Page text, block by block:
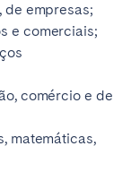
de empresas;
e comerciais;
comércio e de
matemáticas,